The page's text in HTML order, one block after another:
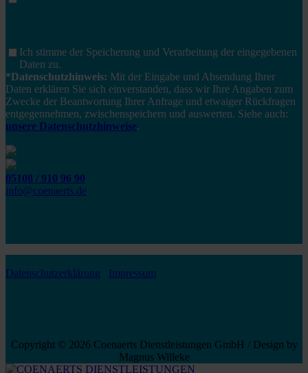
Ich stimme der Speicherung und Verarbeitung der eingegebenen
Daten zu.
*Datenschutzhinweis: Mit der Eingabe und Absendung Ihrer
Daten erklären Sie sich einverstanden, dass wir Ihre Angaben zum
Zwecke der Beantwortung Ihrer Anfrage und etwaiger Rückfragen
entgegennehmen, zwischenspeichern und auswerten. Siehe auch:
unsere Datenschutzhinweise.
05108 / 910 96 90
info@coenaerts.de
Datenschutzerklärung Impressum
Copyright © 2026 Coenaerts Dienstleistungen GmbH / Design by
Magnus Willeke